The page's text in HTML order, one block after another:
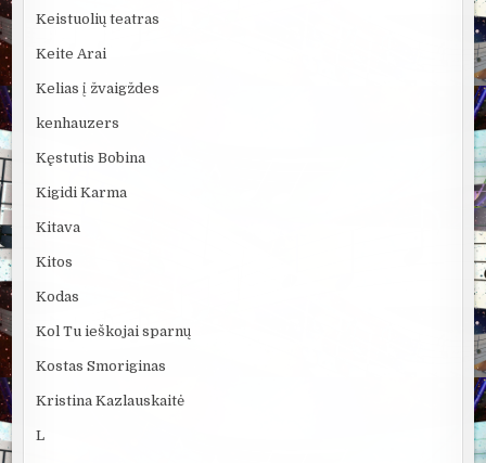
Keistuolių teatras
Keite Arai
Kelias į žvaigždes
kenhauzers
Kęstutis Bobina
Kigidi Karma
Kitava
Kitos
Kodas
Kol Tu ieškojai sparnų
Kostas Smoriginas
Kristina Kazlauskaitė
L